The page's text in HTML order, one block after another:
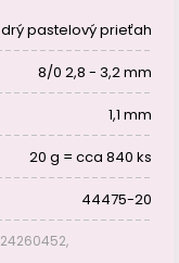
pastelový prieťah
8/0 2,8 - 3,2 mm
1,1 mm
20 g = cca 840 ks
44475-20